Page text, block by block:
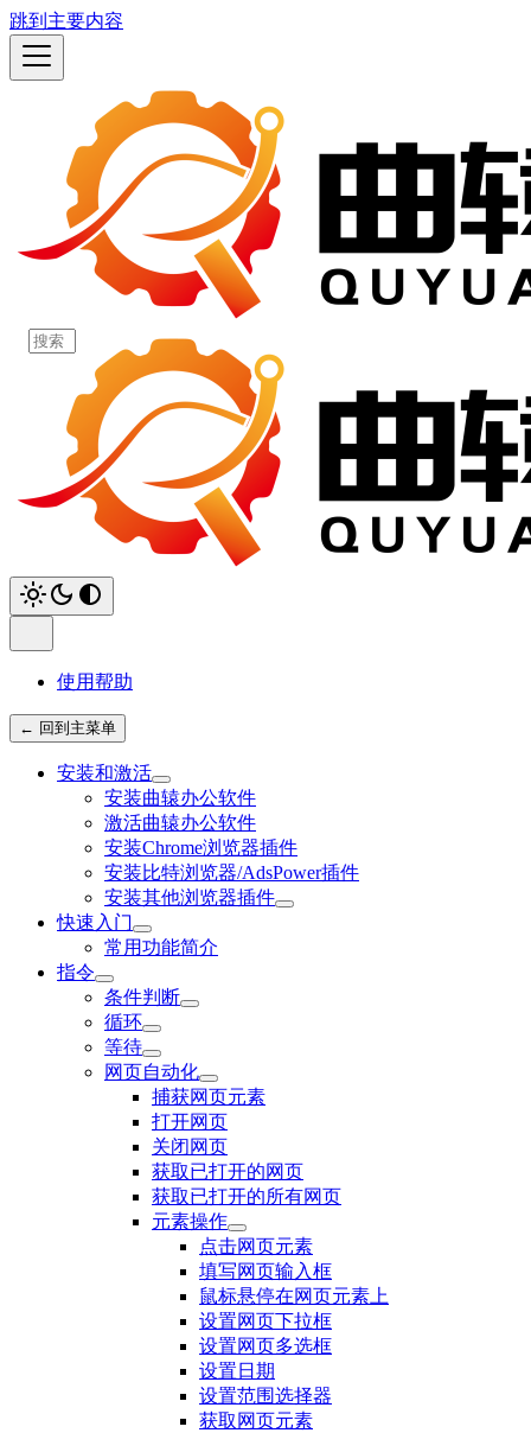
跳到主要内容
使用帮助
← 回到主菜单
安装和激活
安装曲辕办公软件
激活曲辕办公软件
安装Chrome浏览器插件
安装比特浏览器/AdsPower插件
安装其他浏览器插件
快速入门
常用功能简介
指令
条件判断
循环
等待
网页自动化
捕获网页元素
打开网页
关闭网页
获取已打开的网页
获取已打开的所有网页
元素操作
点击网页元素
填写网页输入框
鼠标悬停在网页元素上
设置网页下拉框
设置网页多选框
设置日期
设置范围选择器
获取网页元素